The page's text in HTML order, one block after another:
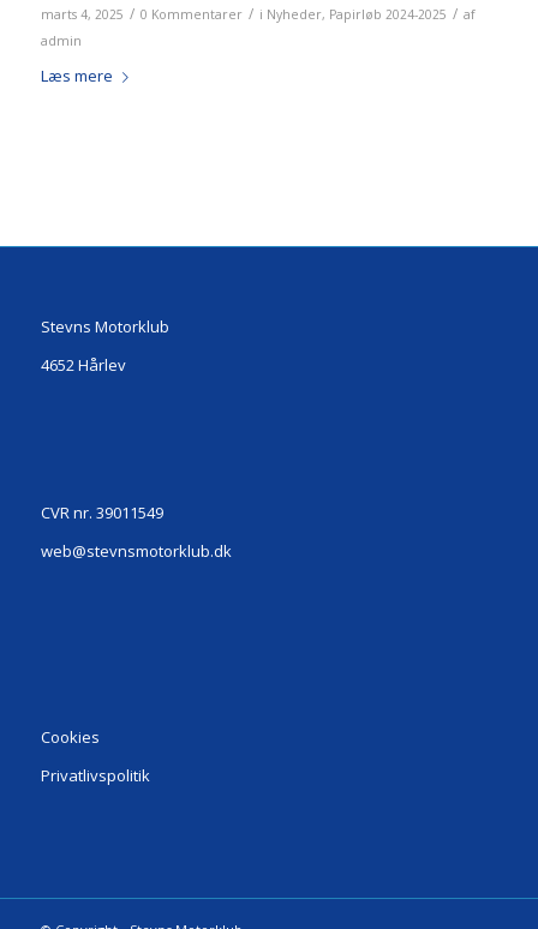
marts 4, 2025 / 0 Kommentarer / i Nyheder, Papirløb 2024-2025 / af
admin
Læs mere
Stevns Motorklub
4652 Hårlev
CVR nr. 39011549
web@stevnsmotorklub.dk
Cookies
Privatlivspolitik